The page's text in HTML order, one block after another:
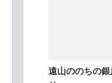
遠山ののちの